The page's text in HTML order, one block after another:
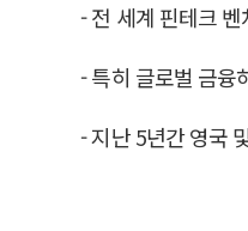
- 전 세계 핀테크
- 특히 글로벌 금융
- 지난 5년간 영국